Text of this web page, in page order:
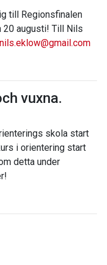
till Regionsfinalen
20 augusti! Till Nils
nils.eklow@gmail.com
vuxna.
skola start
i orientering start
detta under